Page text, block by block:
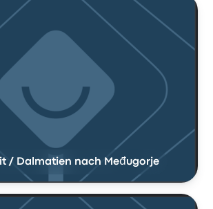
/ Dalmatien nach Međugorje